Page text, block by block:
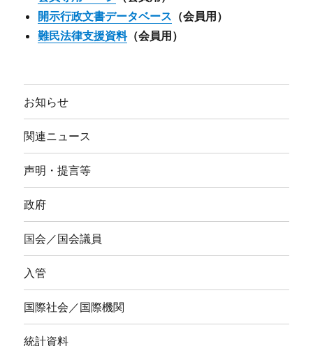
開示行政文書データベース （会員用）
難民法律支援資料（会員用）
お知らせ
関連ニュース
声明・提言等
政府
国会／国会議員
入管
国際社会／国際機関
統計資料